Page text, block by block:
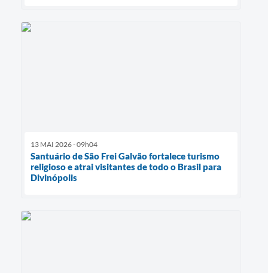
13 MAI 2026 - 09h04
Santuário de São Frei Galvão fortalece turismo
religioso e atrai visitantes de todo o Brasil para
Divinópolis